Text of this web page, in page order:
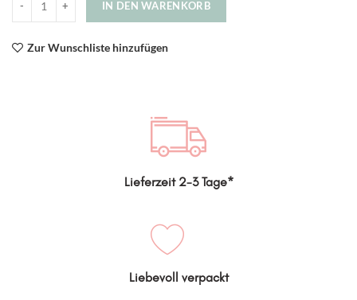
IN DEN WARENKORB
Zur Wunschliste hinzufügen
Lieferzeit 2-3 Tage*
Liebevoll verpackt